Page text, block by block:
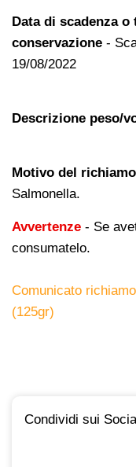
Data di scadenza
conservazione -
19/08/2022
Descrizione peso/
Motivo del richiamo
Salmonella.
Avvertenze - Se
consumatelo.
Comunicato
(125gr)
Condividi sui